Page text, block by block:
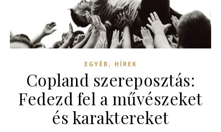
EGYÉB , HÍREK
Copland szereposztás:
Fedezd fel a művészeket
és karaktereket